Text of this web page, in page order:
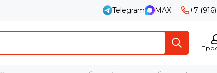
Telegram MAX +7